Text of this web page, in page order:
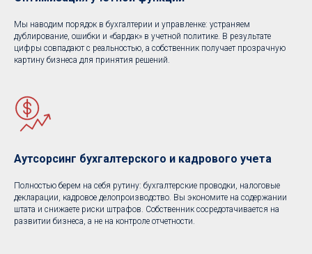
Мы наводим порядок в бухгалтерии и управленке: устраняем
дублирование, ошибки и «бардак» в учетной политике. В результате
цифры совпадают с реальностью, а собственник получает прозрачную
картину бизнеса для принятия решений.
Аутсорсинг бухгалтерского и кадрового учета
Полностью берем на себя рутину: бухгалтерские проводки, налоговые
декларации, кадровое делопроизводство. Вы экономите на содержании
штата и снижаете риски штрафов. Собственник сосредотачивается на
развитии бизнеса, а не на контроле отчетности.